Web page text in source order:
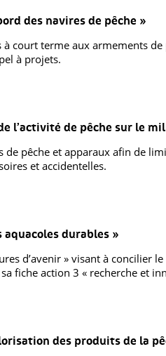
des navires de pêche »
court terme aux armements
à projets.
l’activité de pêche sur le
pêche et apparaux afin de
et accidentelles.
durables »
d’avenir » visant à concilier
fiche action 3 « recherche et
des produits de la